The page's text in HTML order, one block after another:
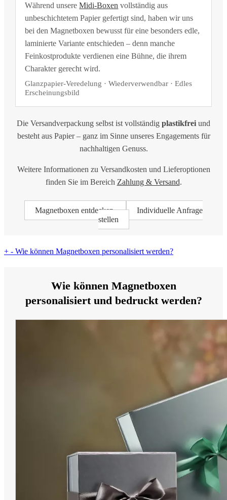
Während unsereMidi-Boxen vollständig aus
unbeschichtetem Papier gefertigt sind, haben wir uns
bei den Magnetboxen bewusst für eine besonders edle,
laminierte Variante entschieden – denn manche
Feinkostprodukte verdienen eine Bühne, die ihrem
Charakter gerecht wird.
Glanzpapier-Veredelung · Wiederverwendbar · Edles
Erscheinungsbild
Die Versandverpackung selbst ist vollständig plastikfrei und
besteht aus Papier – ganz im Sinne unseres Engagements für
nachhaltigen Genuss.
Weitere Informationen zu Versandkosten und Lieferoptionen
finden Sie im Bereich Zahlung & Versand.
Magnetboxen entdecken
Individuelle Anfrage
stellen
+ - Wie können Magnetboxen personalisiert werden?
Wie können Magnetboxen
personalisiert und bedruckt werden?